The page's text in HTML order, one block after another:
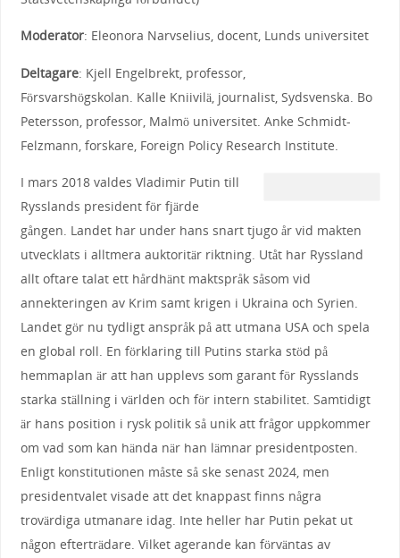
Moderator: Eleonora Narvselius, docent, Lunds universitet
Deltagare: Kjell Engelbrekt, professor,
Försvarshögskolan. Kalle Kniivilä, journalist, Sydsvenska. Bo
Petersson, professor, Malmö universitet. Anke Schmidt-
Felzmann, forskare, Foreign Policy Research Institute.
I mars 2018 valdes Vladimir Putin till
Rysslands president för fjärde
gången. Landet har under hans snart tjugo år vid makten
utvecklats i alltmera auktoritär riktning. Utåt har Ryssland
allt oftare talat ett hårdhänt maktspråk såsom vid
annekteringen av Krim samt krigen i Ukraina och Syrien.
Landet gör nu tydligt anspråk på att utmana USA och spela
en global roll. En förklaring till Putins starka stöd på
hemmaplan är att han upplevs som garant för Rysslands
starka ställning i världen och för intern stabilitet. Samtidigt
är hans position i rysk politik så unik att frågor uppkommer
om vad som kan hända när han lämnar presidentposten.
Enligt konstitutionen måste så ske senast 2024, men
presidentvalet visade att det knappast finns några
trovärdiga utmanare idag. Inte heller har Putin pekat ut
någon efterträdare. Vilket agerande kan förväntas av